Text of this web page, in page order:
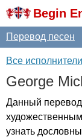
Begin
Перевод песен
Все исполнители
George
Данный перевод
узнать